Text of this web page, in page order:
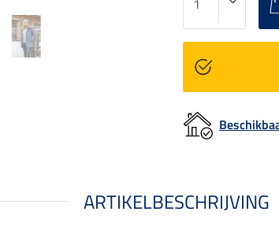
ARTIKELBESCHRIJVING